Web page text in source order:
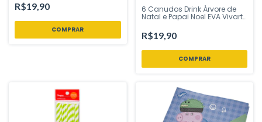
R$19,90 6 Canudos Drink Árvore de
Natal e Papai Noel EVA Vivarte
R$19,90